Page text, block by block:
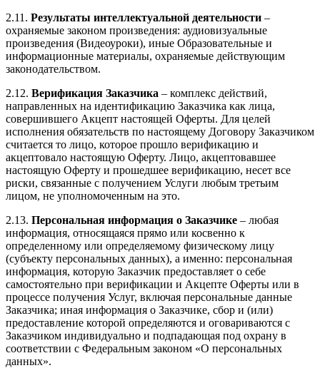
2.11. Результаты интеллектуальной деятельности –
охраняемые законом произведения: аудиовизуальные
произведения (Видеоуроки), иные Образовательные и
информационные материалы, охраняемые действующим
законодательством.
2.12. Верификация Заказчика – комплекс действий,
направленных на идентификацию Заказчика как лица,
совершившего Акцепт настоящей Оферты. Для целей
исполнения обязательств по настоящему Договору Заказчиком
считается то лицо, которое прошло верификацию и
акцептовало настоящую Оферту. Лицо, акцептовавшее
настоящую Оферту и прошедшее верификацию, несет все
риски, связанные с получением Услуги любым третьим
лицом, не уполномоченным на это.
2.13. Персональная информация о Заказчике – любая
информация, относящаяся прямо или косвенно к
определенному или определяемому физическому лицу
(субъекту персональных данных), а именно: персональная
информация, которую Заказчик предоставляет о себе
самостоятельно при верификации и Акцепте Оферты или в
процессе получения Услуг, включая персональные данные
Заказчика; иная информация о Заказчике, сбор и (или)
предоставление которой определяются и оговариваются с
Заказчиком индивидуально и подпадающая под охрану в
соответствии с Федеральным законом «О персональных
данных».